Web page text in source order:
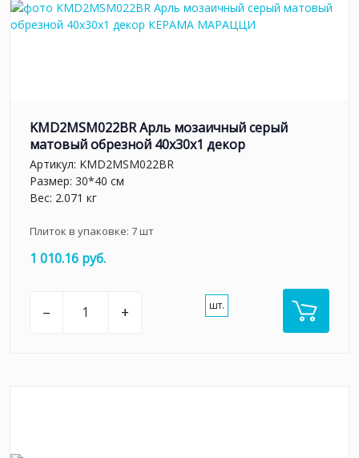
KMD2MSM022BR Арль мозаичный серый
матовый обрезной 40x30x1 декор
Артикул: KMD2MSM022BR
Размер: 30*40 см
Вес: 2.071 кг
Плиток в упаковке: 7шт
1 010.16 руб.
– + шт.